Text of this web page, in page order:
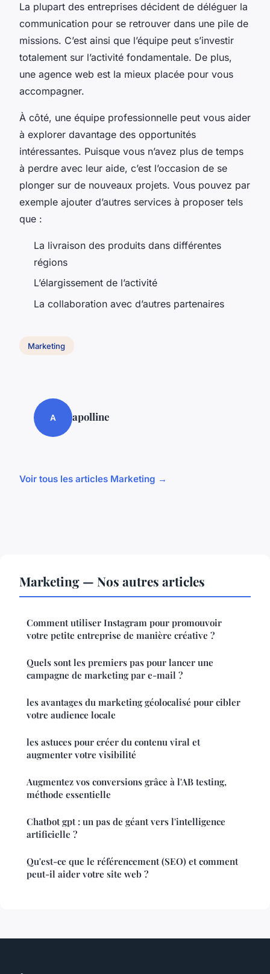
La plupart des entreprises décident de déléguer la
communication pour se retrouver dans une pile de
missions. C’est ainsi que l’équipe peut s’investir
totalement sur l’activité fondamentale. De plus,
une agence web est la mieux placée pour vous
accompagner.
À côté, une équipe professionnelle peut vous aider
à explorer davantage des opportunités
intéressantes. Puisque vous n’avez plus de temps
à perdre avec leur aide, c’est l’occasion de se
plonger sur de nouveaux projets. Vous pouvez par
exemple ajouter d’autres services à proposer tels
que :
La livraison des produits dans différentes
régions
L’élargissement de l’activité
La collaboration avec d’autres partenaires
Marketing
A apolline
Voir tous les articles Marketing →
Marketing — Nos autres articles
Comment utiliser Instagram pour promouvoir
votre petite entreprise de manière créative ?
Quels sont les premiers pas pour lancer une
campagne de marketing par e-mail ?
les avantages du marketing géolocalisé pour cibler
votre audience locale
les astuces pour créer du contenu viral et
augmenter votre visibilité
Augmentez vos conversions grâce à l'AB testing,
méthode essentielle
Chatbot gpt : un pas de géant vers l'intelligence
artificielle ?
Qu'est-ce que le référencement (SEO) et comment
peut-il aider votre site web ?